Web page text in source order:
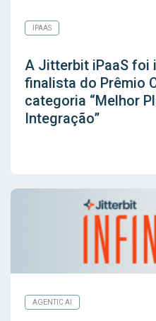
IPAAS
A Jitterbit iPaaS foi
finalista do Prêmio
categoria “Melhor
Integração”
AGENTIC AI